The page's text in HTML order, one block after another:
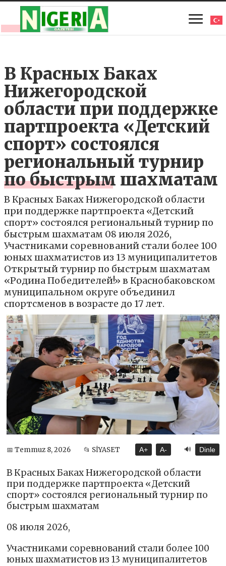
В Красных Баках
Нижегородской
области при поддержке
партпроекта «Детский
спорт» состоялся
региональный турнир
по быстрым шахматам
В Красных Баках Нижегородской области
при поддержке партпроекта «Детский
спорт» состоялся региональный турнир по
быстрым шахматам 08 июля 2026,
Участниками соревнований стали более 100
юных шахматистов из 13 муниципалитетов
Открытый турнир по быстрым шахматам
«Родина Победителей!» в Краснобаковском
муниципальном округе объединил
спортсменов в возрасте до 17 лет.
📅 Temmuz 8, 2026 📂 SİYASET A+ A- 🔊 Dinle
В Красных Баках Нижегородской области
при поддержке партпроекта «Детский
спорт» состоялся региональный турнир по
быстрым шахматам
08 июля 2026,
Участниками соревнований стали более 100
юных шахматистов из 13 муниципалитетов